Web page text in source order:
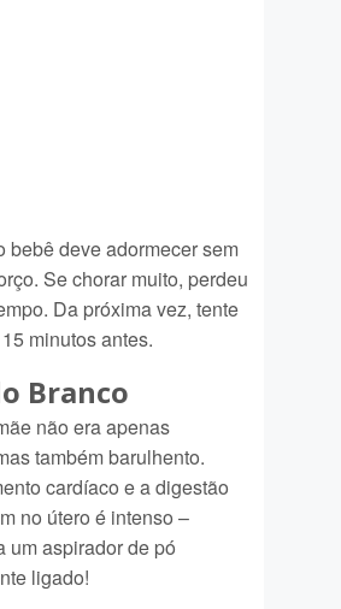
bebê deve adormecer sem
Se chorar muito, perdeu
Da próxima vez, tente
minutos antes.
Branco
não era apenas
também barulhento.
cardíaco e a digestão
no útero é intenso –
um aspirador de pó
ligado!